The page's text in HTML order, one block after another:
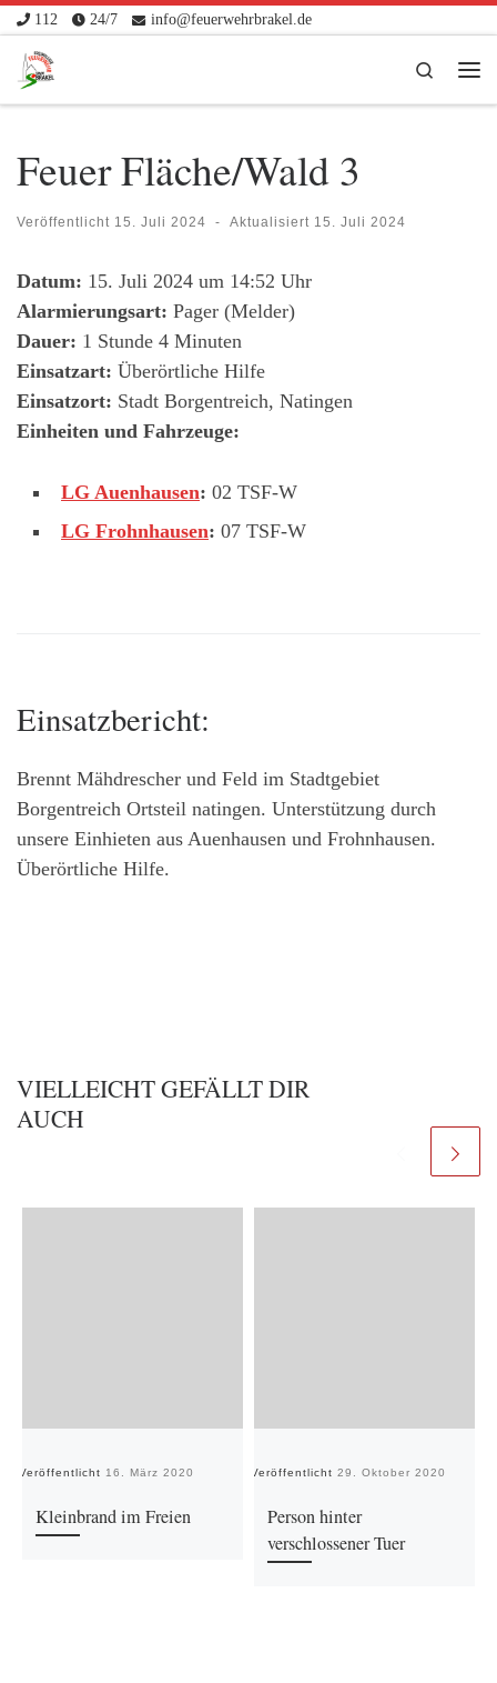
Zum Inhalt springen
112 24/7 info@feuerwehrbrakel.de
Search
Feuer Fläche/Wald 3
Veröffentlicht 15. Juli 2024 - Aktualisiert 15. Juli 2024
Datum: 15. Juli 2024 um 14:52 Uhr
Alarmierungsart: Pager (Melder)
Dauer: 1 Stunde 4 Minuten
Einsatzart: Überörtliche Hilfe
Einsatzort: Stadt Borgentreich, Natingen
Einheiten und Fahrzeuge:
LG Auenhausen: 02 TSF-W
LG Frohnhausen: 07 TSF-W
Einsatzbericht:
Brennt Mähdrescher und Feld im Stadtgebiet
Borgentreich Ortsteil natingen. Unterstützung durch
unsere Einhieten aus Auenhausen und Frohnhausen.
Überörtliche Hilfe.
VIELLEICHT GEFÄLLT DIR
AUCH
Veröffentlicht 16. März 2020
Kleinbrand im Freien
Veröffentlicht 29. Oktober 2020
Person hinter
verschlossener Tuer